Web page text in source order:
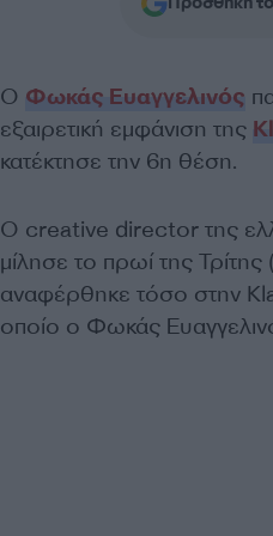
Ο Φωκάς Ευαγγελινός
εξαιρετική εμφάνιση της
κατέκτησε την 6η θέση.
Ο creative director της
μίλησε το πρωί της
αναφέρθηκε τόσο στην
οποίο ο Φωκάς